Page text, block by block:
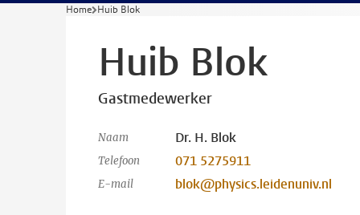
Home Huib Blok
Huib Blok
Gastmedewerker
Naam Dr. H. Blok
Telefoon 071 5275911
E-mail blok@physics.leidenuniv.nl